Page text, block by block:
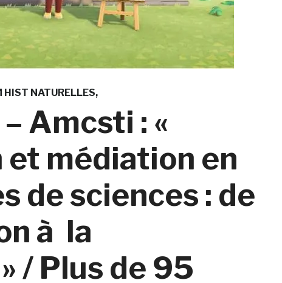
HIST NATURELLES
Amcsti : «
médiation en
de sciences : de
à la
/ Plus de 95